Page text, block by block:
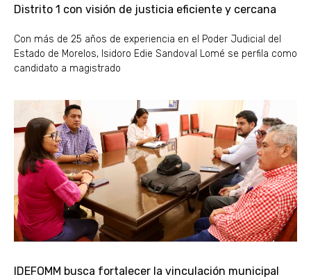
Distrito 1 con visión de justicia eficiente y cercana
Con más de 25 años de experiencia en el Poder Judicial del
Estado de Morelos, Isidoro Edie Sandoval Lomé se perfila como
candidato a magistrado
IDEFOMM busca fortalecer la vinculación municipal